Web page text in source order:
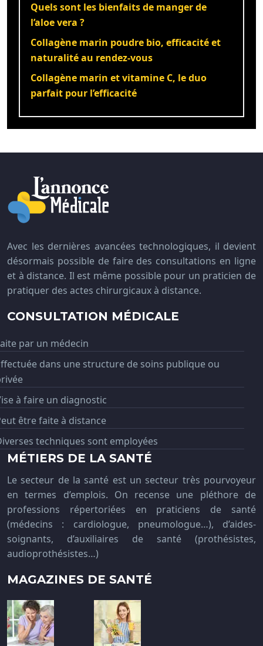
Quels sont les bienfaits de manger de
l’aloe vera ?
Collagène marin poudre bio, efficacité et
naturalité au rendez-vous
Collagène marin et vitamine C, le duo
parfait pour l’efficacité
Avec les dernières avancées technologiques, il devient
désormais possible de faire des consultations en ligne
et à distance. Il est même possible pour un praticien de
pratiquer des actes chirurgicaux à distance.
CONSULTATION MÉDICALE
par un médecin
dans une structure de soins publique ou
à faire un diagnostic
être faite à distance
techniques sont employées
MÉTIERS DE LA SANTÉ
Le secteur de la santé est un secteur très pourvoyeur
en termes d’emplois. On recense une pléthore de
professions répertoriées en praticiens de santé
(médecins : cardiologue, pneumologue…), d’aides-
soignants, d’auxiliaires de santé (prothésistes,
audioprothésistes…)
MAGAZINES DE SANTÉ